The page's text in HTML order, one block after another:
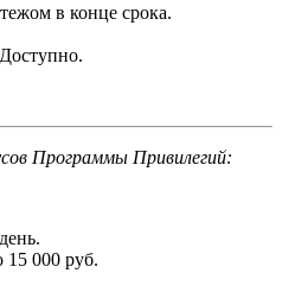
в конце срока.
Программы Привилегий:
15 000 руб.